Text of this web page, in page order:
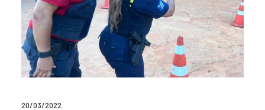
20/03/2022